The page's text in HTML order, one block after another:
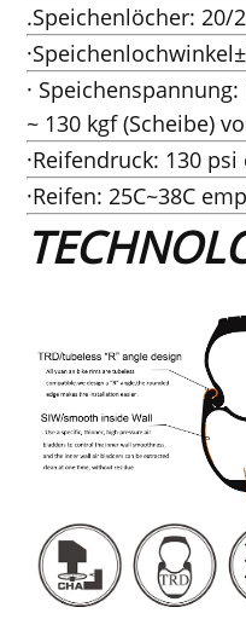
.Speichenlöcher: 20/
·
~ 130 kgf (Scheibe)
·Reifendruck: 130
·Reifen: 25C~38C